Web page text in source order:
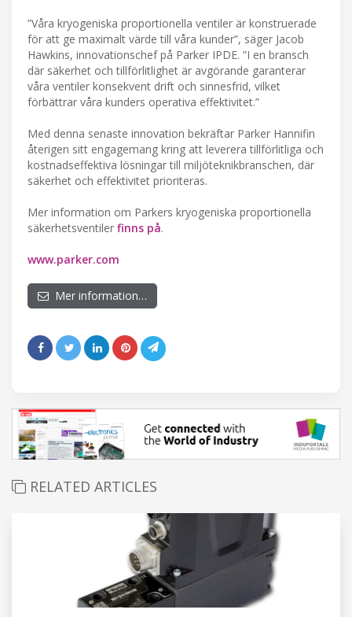
”Våra kryogeniska proportionella ventiler är konstruerade
för att ge maximalt värde till våra kunder”, säger Jacob
Hawkins, innovationschef på Parker IPDE. ”I en bransch
där säkerhet och tillförlitlighet är avgörande garanterar
våra ventiler konsekvent drift och sinnesfrid, vilket
förbättrar våra kunders operativa effektivitet.”
Med denna senaste innovation bekräftar Parker Hannifin
återigen sitt engagemang kring att leverera tillförlitliga och
kostnadseffektiva lösningar till miljöteknikbranschen, där
säkerhet och effektivitet prioriteras.
Mer information om Parkers kryogeniska proportionella
säkerhetsventiler finns på.
www.parker.com
Mer information…
RELATED ARTICLES